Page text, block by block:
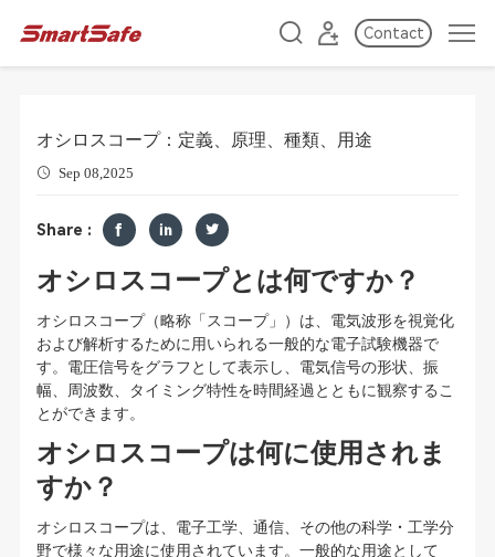
Contact
オシロスコープ：定義、原理、種類、用途
Sep 08,2025
Share :
オシロスコープとは何ですか？
オシロスコープ（略称「スコープ」）は、電気波形を視覚化
および解析するために用いられる一般的な電子試験機器で
す。電圧信号をグラフとして表示し、電気信号の形状、振
幅、周波数、タイミング特性を時間経過とともに観察するこ
とができます。
オシロスコープは何に使用されま
すか？
オシロスコープは、電子工学、通信、その他の科学・工学分
野で様々な用途に使用されています。一般的な用途として